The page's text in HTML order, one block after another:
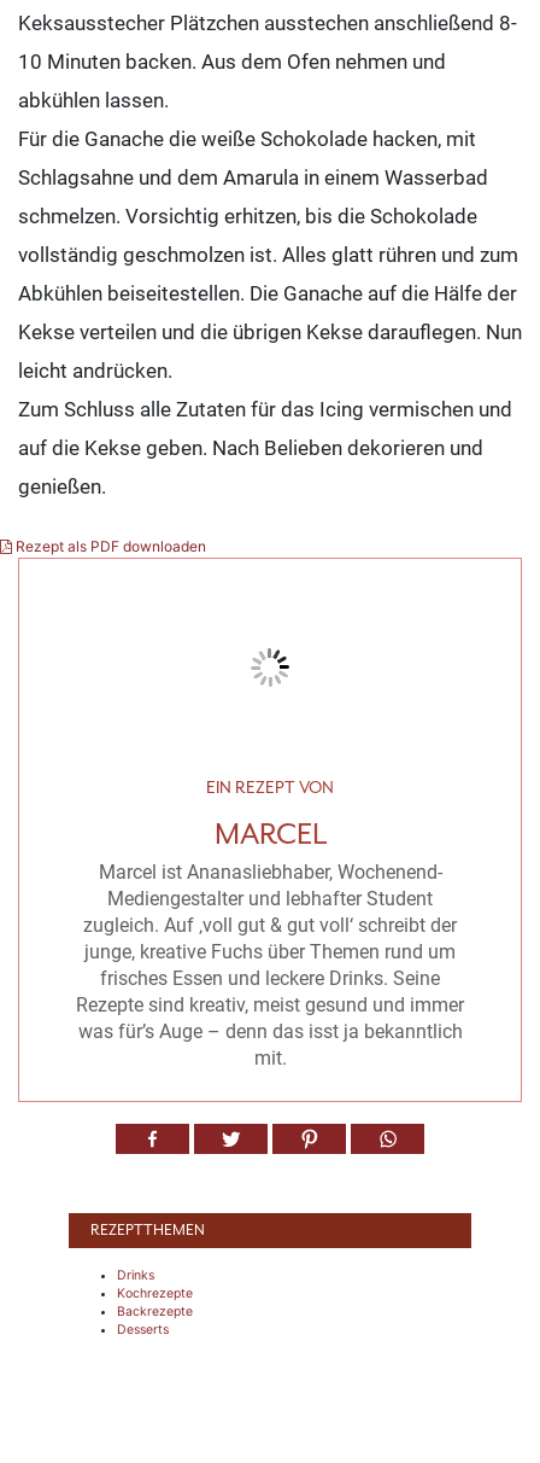
Keksausstecher Plätzchen ausstechen anschließend 8-
10 Minuten backen. Aus dem Ofen nehmen und
abkühlen lassen.
Für die Ganache die weiße Schokolade hacken, mit
Schlagsahne und dem Amarula in einem Wasserbad
schmelzen. Vorsichtig erhitzen, bis die Schokolade
vollständig geschmolzen ist. Alles glatt rühren und zum
Abkühlen beiseitestellen. Die Ganache auf die Hälfe der
Kekse verteilen und die übrigen Kekse darauflegen. Nun
leicht andrücken.
Zum Schluss alle Zutaten für das Icing vermischen und
auf die Kekse geben. Nach Belieben dekorieren und
genießen.
Rezept als PDF downloaden
EIN REZEPT VON
MARCEL
Marcel ist Ananasliebhaber, Wochenend-
Mediengestalter und lebhafter Student
zugleich. Auf ‚voll gut & gut voll‘ schreibt der
junge, kreative Fuchs über Themen rund um
frisches Essen und leckere Drinks. Seine
Rezepte sind kreativ, meist gesund und immer
was für’s Auge – denn das isst ja bekanntlich
mit.
REZEPTTHEMEN
Drinks
Kochrezepte
Backrezepte
Desserts